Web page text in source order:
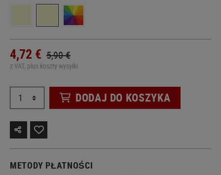
4,72 € 5,90 €
z VAT, plus koszty wysyłki
DODAJ DO KOSZYKA
METODY PŁATNOŚCI